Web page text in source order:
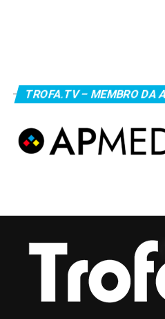
TROFA.TV – MEMBRO DA